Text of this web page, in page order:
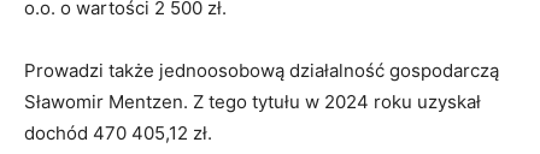
o.o. o wartości 2 500 zł.
Prowadzi także jednoosobową działalność gospodarczą
Sławomir Mentzen. Z tego tytułu w 2024 roku uzyskał
dochód 470 405,12 zł.